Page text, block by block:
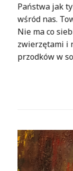
Państwa jak
wśród nas.
Nie ma co
zwierzętami i
przodków w